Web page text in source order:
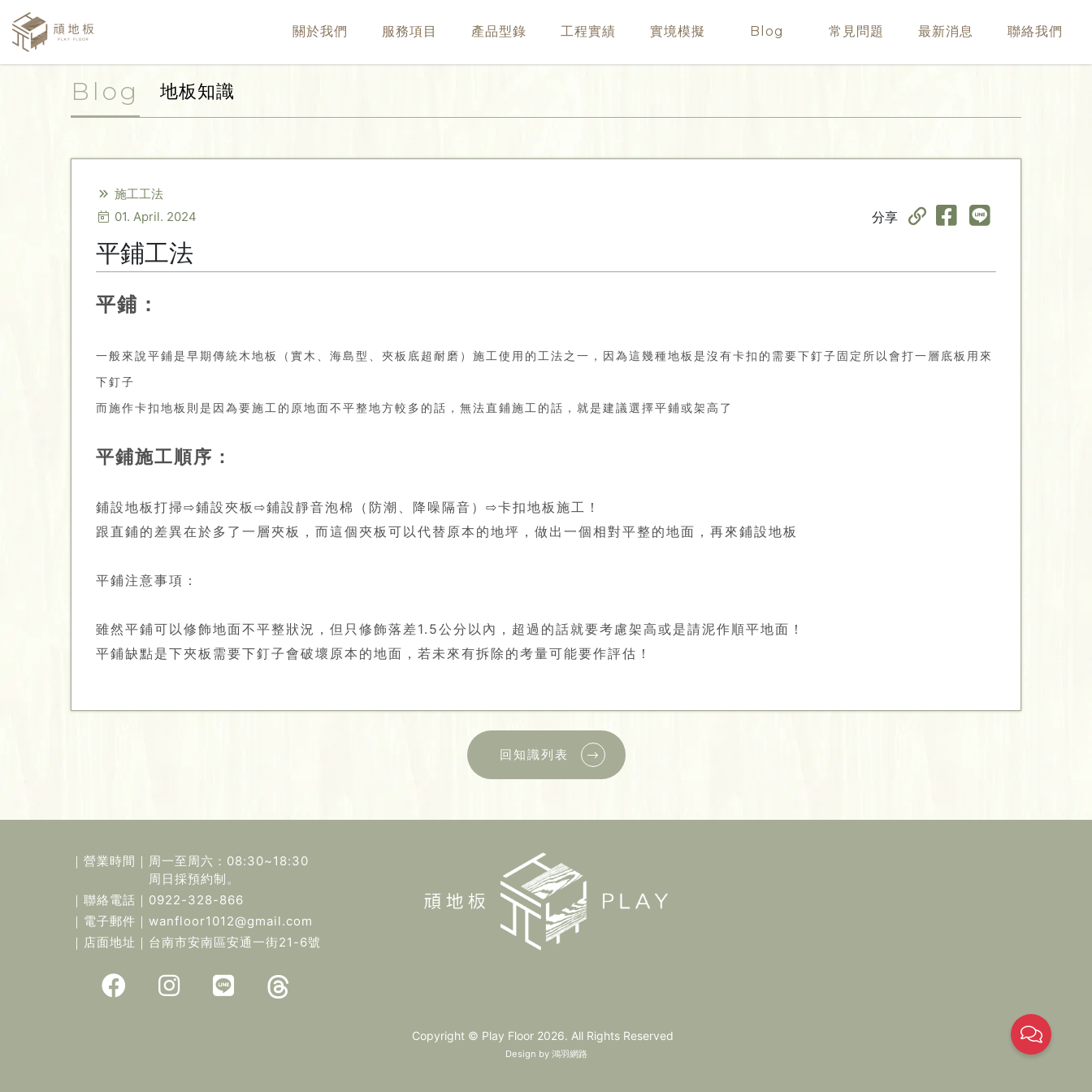
關於我們 服務項目 產品型錄 工程實績 實境模擬 Blog 常見問題 最新消息 聯絡我們
Blog 地板知識
施工工法
01. April. 2024
分享
平鋪工法
平鋪：
一般來說平鋪是早期傳統木地板（實木、海島型、夾板底超耐磨）施工使用的工法之一，因為這幾種地板是沒有卡扣的需要下釘子固定所以會打一層底板用來
下釘子
而施作卡扣地板則是因為要施工的原地面不平整地方較多的話，無法直鋪施工的話，就是建議選擇平鋪或架高了
平鋪施工順序：
鋪設地板打掃⇨鋪設夾板⇨鋪設靜音泡棉（防潮、降噪隔音）⇨卡扣地板施工！
跟直鋪的差異在於多了一層夾板，而這個夾板可以代替原本的地坪，做出一個相對平整的地面，再來鋪設地板
平鋪注意事項：
雖然平鋪可以修飾地面不平整狀況，但只修飾落差1.5公分以內，超過的話就要考慮架高或是請泥作順平地面！
平鋪缺點是下夾板需要下釘子會破壞原本的地面，若未來有拆除的考量可能要作評估！
回知識列表
｜營業時間｜ 周一至周六：08:30~18:30
周日採預約制。
｜聯絡電話｜ 0922-328-866
｜電子郵件｜ wanfloor1012@gmail.com
｜店面地址｜ 台南市安南區安通一街21-6號
Copyright © Play Floor 2026. All Rights Reserved
Design by 鴻羽網路